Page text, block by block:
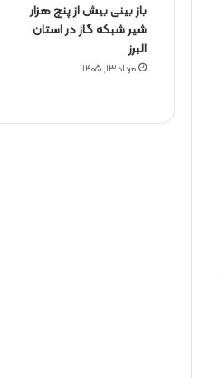
باز بینی بیش از پنج هزار
شیر شبکه گاز در استان
البرز
مرداد ۱۳, ۱۴۰۵